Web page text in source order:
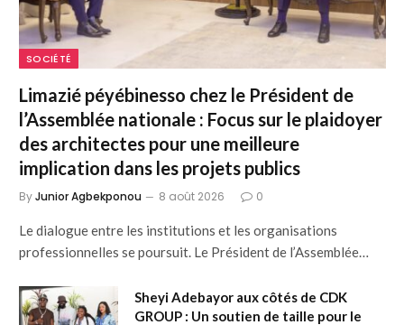
SOCIÉTÉ
Limazié péyébinesso chez le Président de
l’Assemblée nationale : Focus sur le plaidoyer
des architectes pour une meilleure
implication dans les projets publics
ByJunior Agbekponou 8 août 2026 0
Le dialogue entre les institutions et les organisations
professionnelles se poursuit. Le Président de l’Assemblée…
Sheyi Adebayor aux côtés de CDK
GROUP : Un soutien de taille pour le